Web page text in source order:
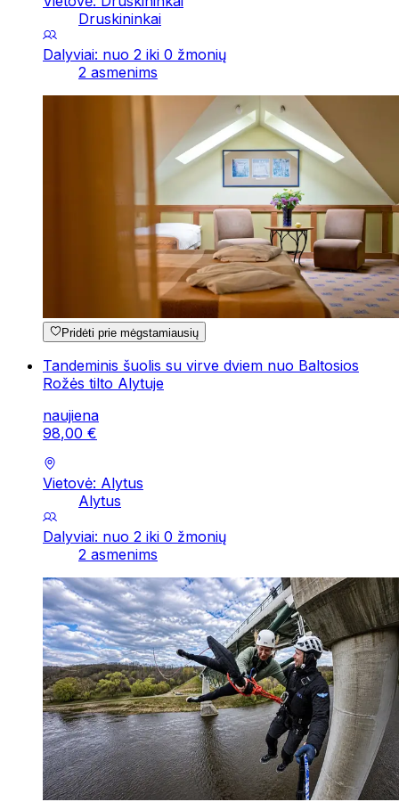
Druskininkai
Dalyviai: nuo 2 iki 0 žmonių
2 asmenims
Pridėti prie mėgstamiausių
Tandeminis šuolis su virve dviem nuo Baltosios
Rožės tilto Alytuje
naujiena
98,00 €
Vietovė: Alytus
Alytus
Dalyviai: nuo 2 iki 0 žmonių
2 asmenims